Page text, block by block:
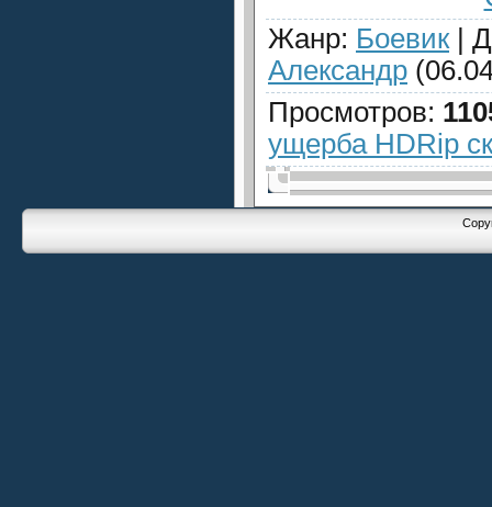
Жанр: Боевик |
Александр
Просмотров:
ущерба HDRip